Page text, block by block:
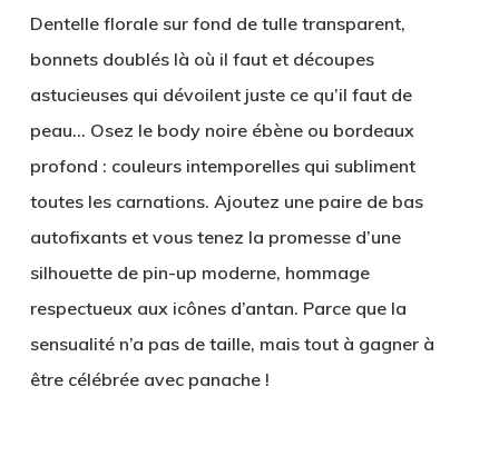
Dentelle florale sur fond de tulle transparent,
bonnets doublés là où il faut et découpes
astucieuses qui dévoilent juste ce qu’il faut de
peau… Osez le body noire ébène ou bordeaux
profond : couleurs intemporelles qui subliment
toutes les carnations. Ajoutez une paire de bas
autofixants et vous tenez la promesse d’une
silhouette de pin-up moderne, hommage
respectueux aux icônes d’antan. Parce que la
sensualité n’a pas de taille, mais tout à gagner à
être célébrée avec panache !